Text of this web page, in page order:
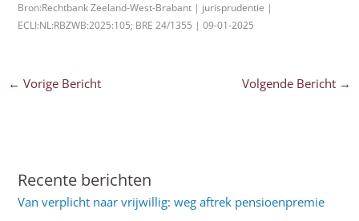
Bron:Rechtbank Zeeland-West-Brabant | jurisprudentie |
ECLI:NL:RBZWB:2025:105; BRE 24/1355 | 09-01-2025
← Vorige Bericht Volgende Bericht →
Recente berichten
Van verplicht naar vrijwillig: weg aftrek pensioenpremie